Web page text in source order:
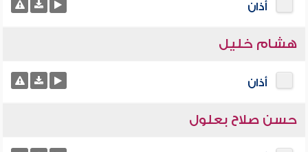
أذان
هشام خليل
أذان
حسن صلاح بعلول